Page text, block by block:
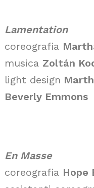
Lamentation
coreografia
musica Zoltán
light design
Beverly Emmons
En Masse
coreografia Hope